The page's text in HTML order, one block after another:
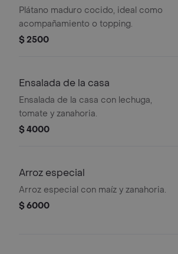
Plátano maduro cocido, ideal como
acompañamiento o topping.
$ 2500
Ensalada de la casa
Ensalada de la casa con lechuga,
tomate y zanahoria.
$ 4000
Arroz especial
Arroz especial con maíz y zanahoria.
$ 6000